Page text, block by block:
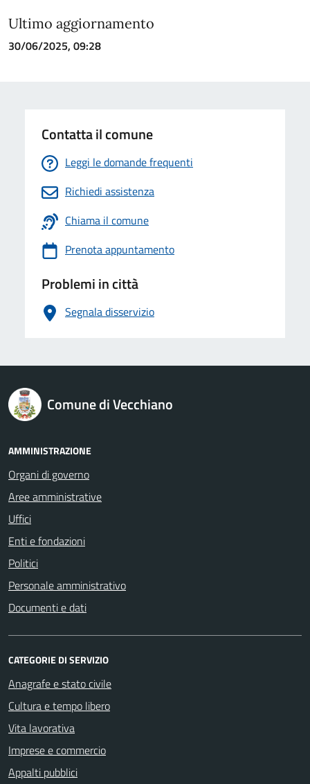
Ultimo aggiornamento
30/06/2025, 09:28
Contatta il comune
Leggi le domande frequenti
Richiedi assistenza
Chiama il comune
Prenota appuntamento
Problemi in città
Segnala disservizio
logo Unione Europea
Comune di Vecchiano
AMMINISTRAZIONE
Organi di governo
Aree amministrative
Uffici
Enti e fondazioni
Politici
Personale amministrativo
Documenti e dati
CATEGORIE DI SERVIZIO
Anagrafe e stato civile
Cultura e tempo libero
Vita lavorativa
Imprese e commercio
Appalti pubblici